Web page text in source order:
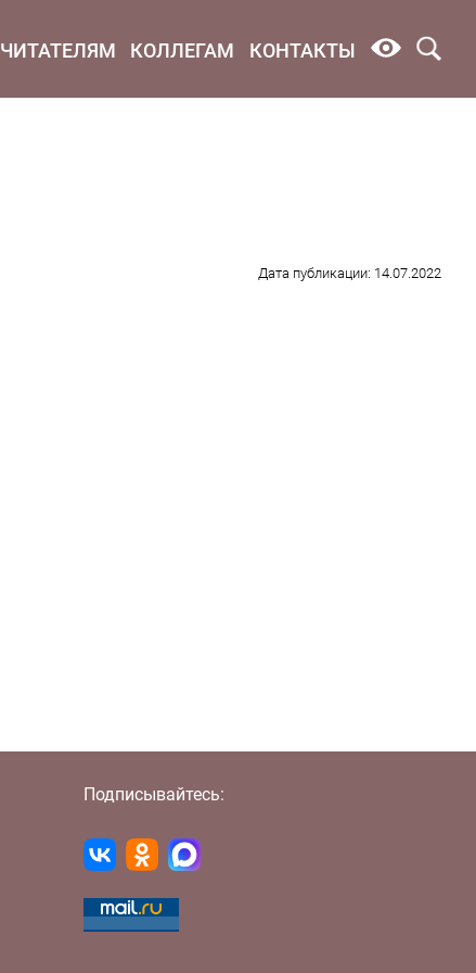
ЧИТАТЕЛЯМ КОЛЛЕГАМ КОНТАКТЫ
Дата публикации: 14.07.2022
Подписывайтесь: